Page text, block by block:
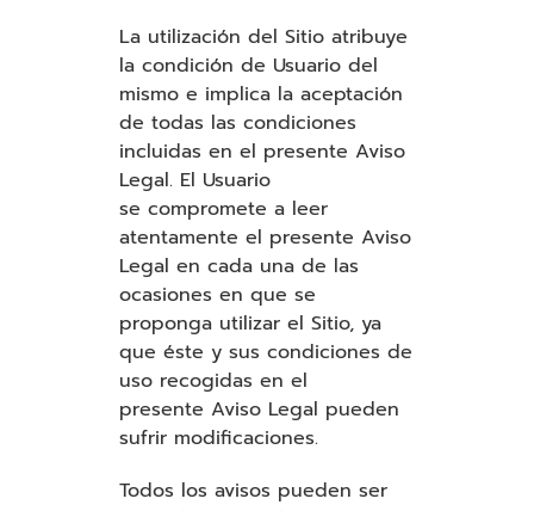
La utilización del Sitio atribuye
la condición de Usuario del
mismo e implica la aceptación
de todas las condiciones
incluidas en el presente Aviso
Legal. El Usuario
se compromete a leer
atentamente el presente Aviso
Legal en cada una de las
ocasiones en que se
proponga utilizar el Sitio, ya
que éste y sus condiciones de
uso recogidas en el
presente Aviso Legal pueden
sufrir modificaciones.
Todos los avisos pueden ser